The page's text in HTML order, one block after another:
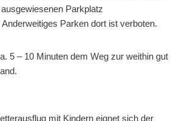
Parkplatz
Parken dort ist verboten.
5 – 10 Minuten dem Weg zur weithin gut
mit Kindern eignet sich der